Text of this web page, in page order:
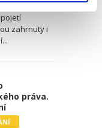
v
zahrnuty i
práva.